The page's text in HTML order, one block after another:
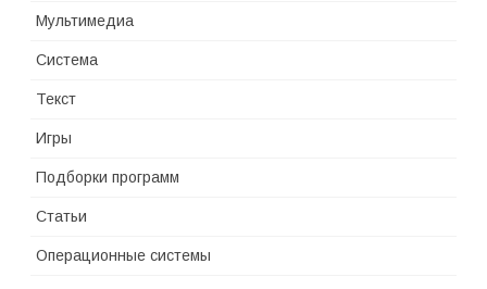
Мультимедиа
Система
Текст
Игры
Подборки программ
Статьи
Операционные системы